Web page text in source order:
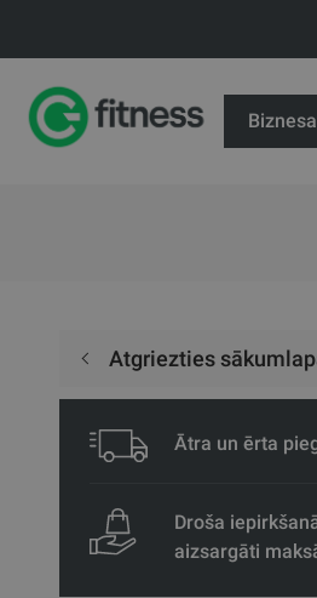
Atgriezties
Ātra un ērta
Droša
aizsargāti